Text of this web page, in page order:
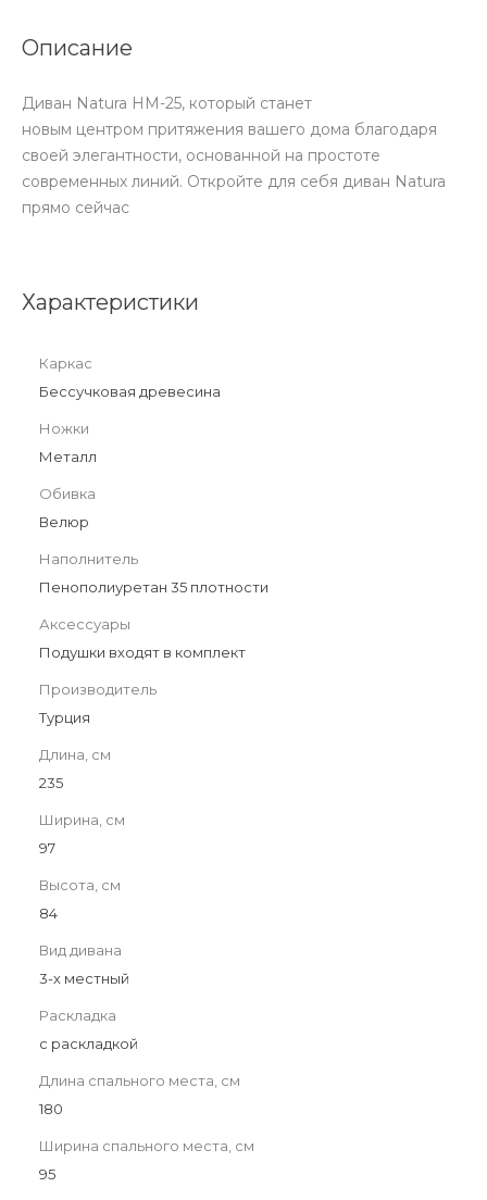
Описание
Диван Natura HM-25, который станет
новым центром притяжения вашего дома благодаря
своей элегантности, основанной на простоте
современных линий. Откройте для себя диван Natura
прямо сейчас
Характеристики
Каркас
Бессучковая древесина
Ножки
Металл
Обивка
Велюр
Наполнитель
Пенополиуретан 35 плотности
Аксессуары
Подушки входят в комплект
Производитель
Турция
Длина, см
235
Ширина, см
97
Высота, см
84
Вид дивана
3-х местный
Раскладка
с раскладкой
Длина спального места, см
180
Ширина спального места, см
95